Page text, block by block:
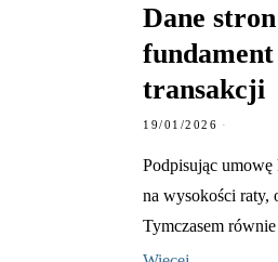
Dane
transakcji
19/01/2026
Podpisując umowę
na wysokości raty,
Tymczasem